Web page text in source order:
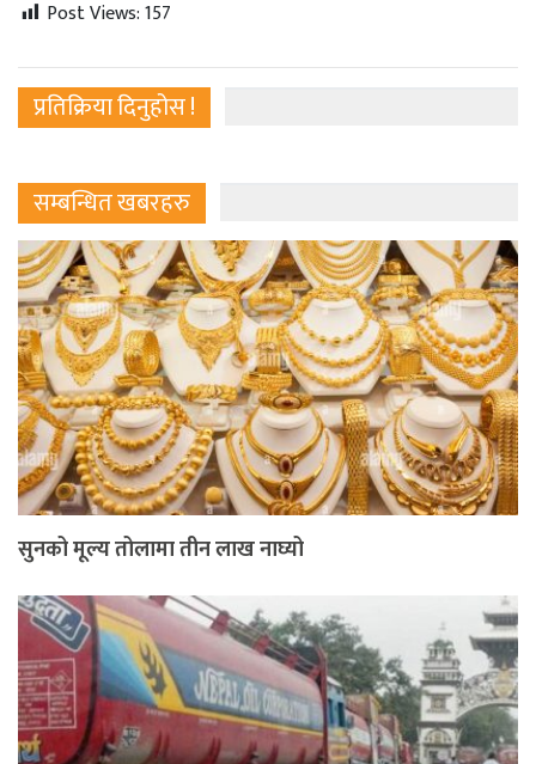
Post Views:157
प्रतिक्रिया दिनुहोस !
सम्बन्धित खबरहरु
सुनको मूल्य तोलामा तीन लाख नाघ्यो